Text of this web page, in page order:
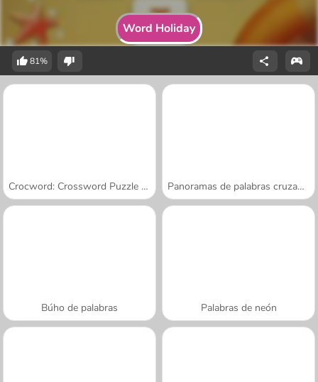
Word Holiday
81%
Crocword: Crossword Puzzle Game Panoramas de palabras cruzadas
Búho de palabras Palabras de neón